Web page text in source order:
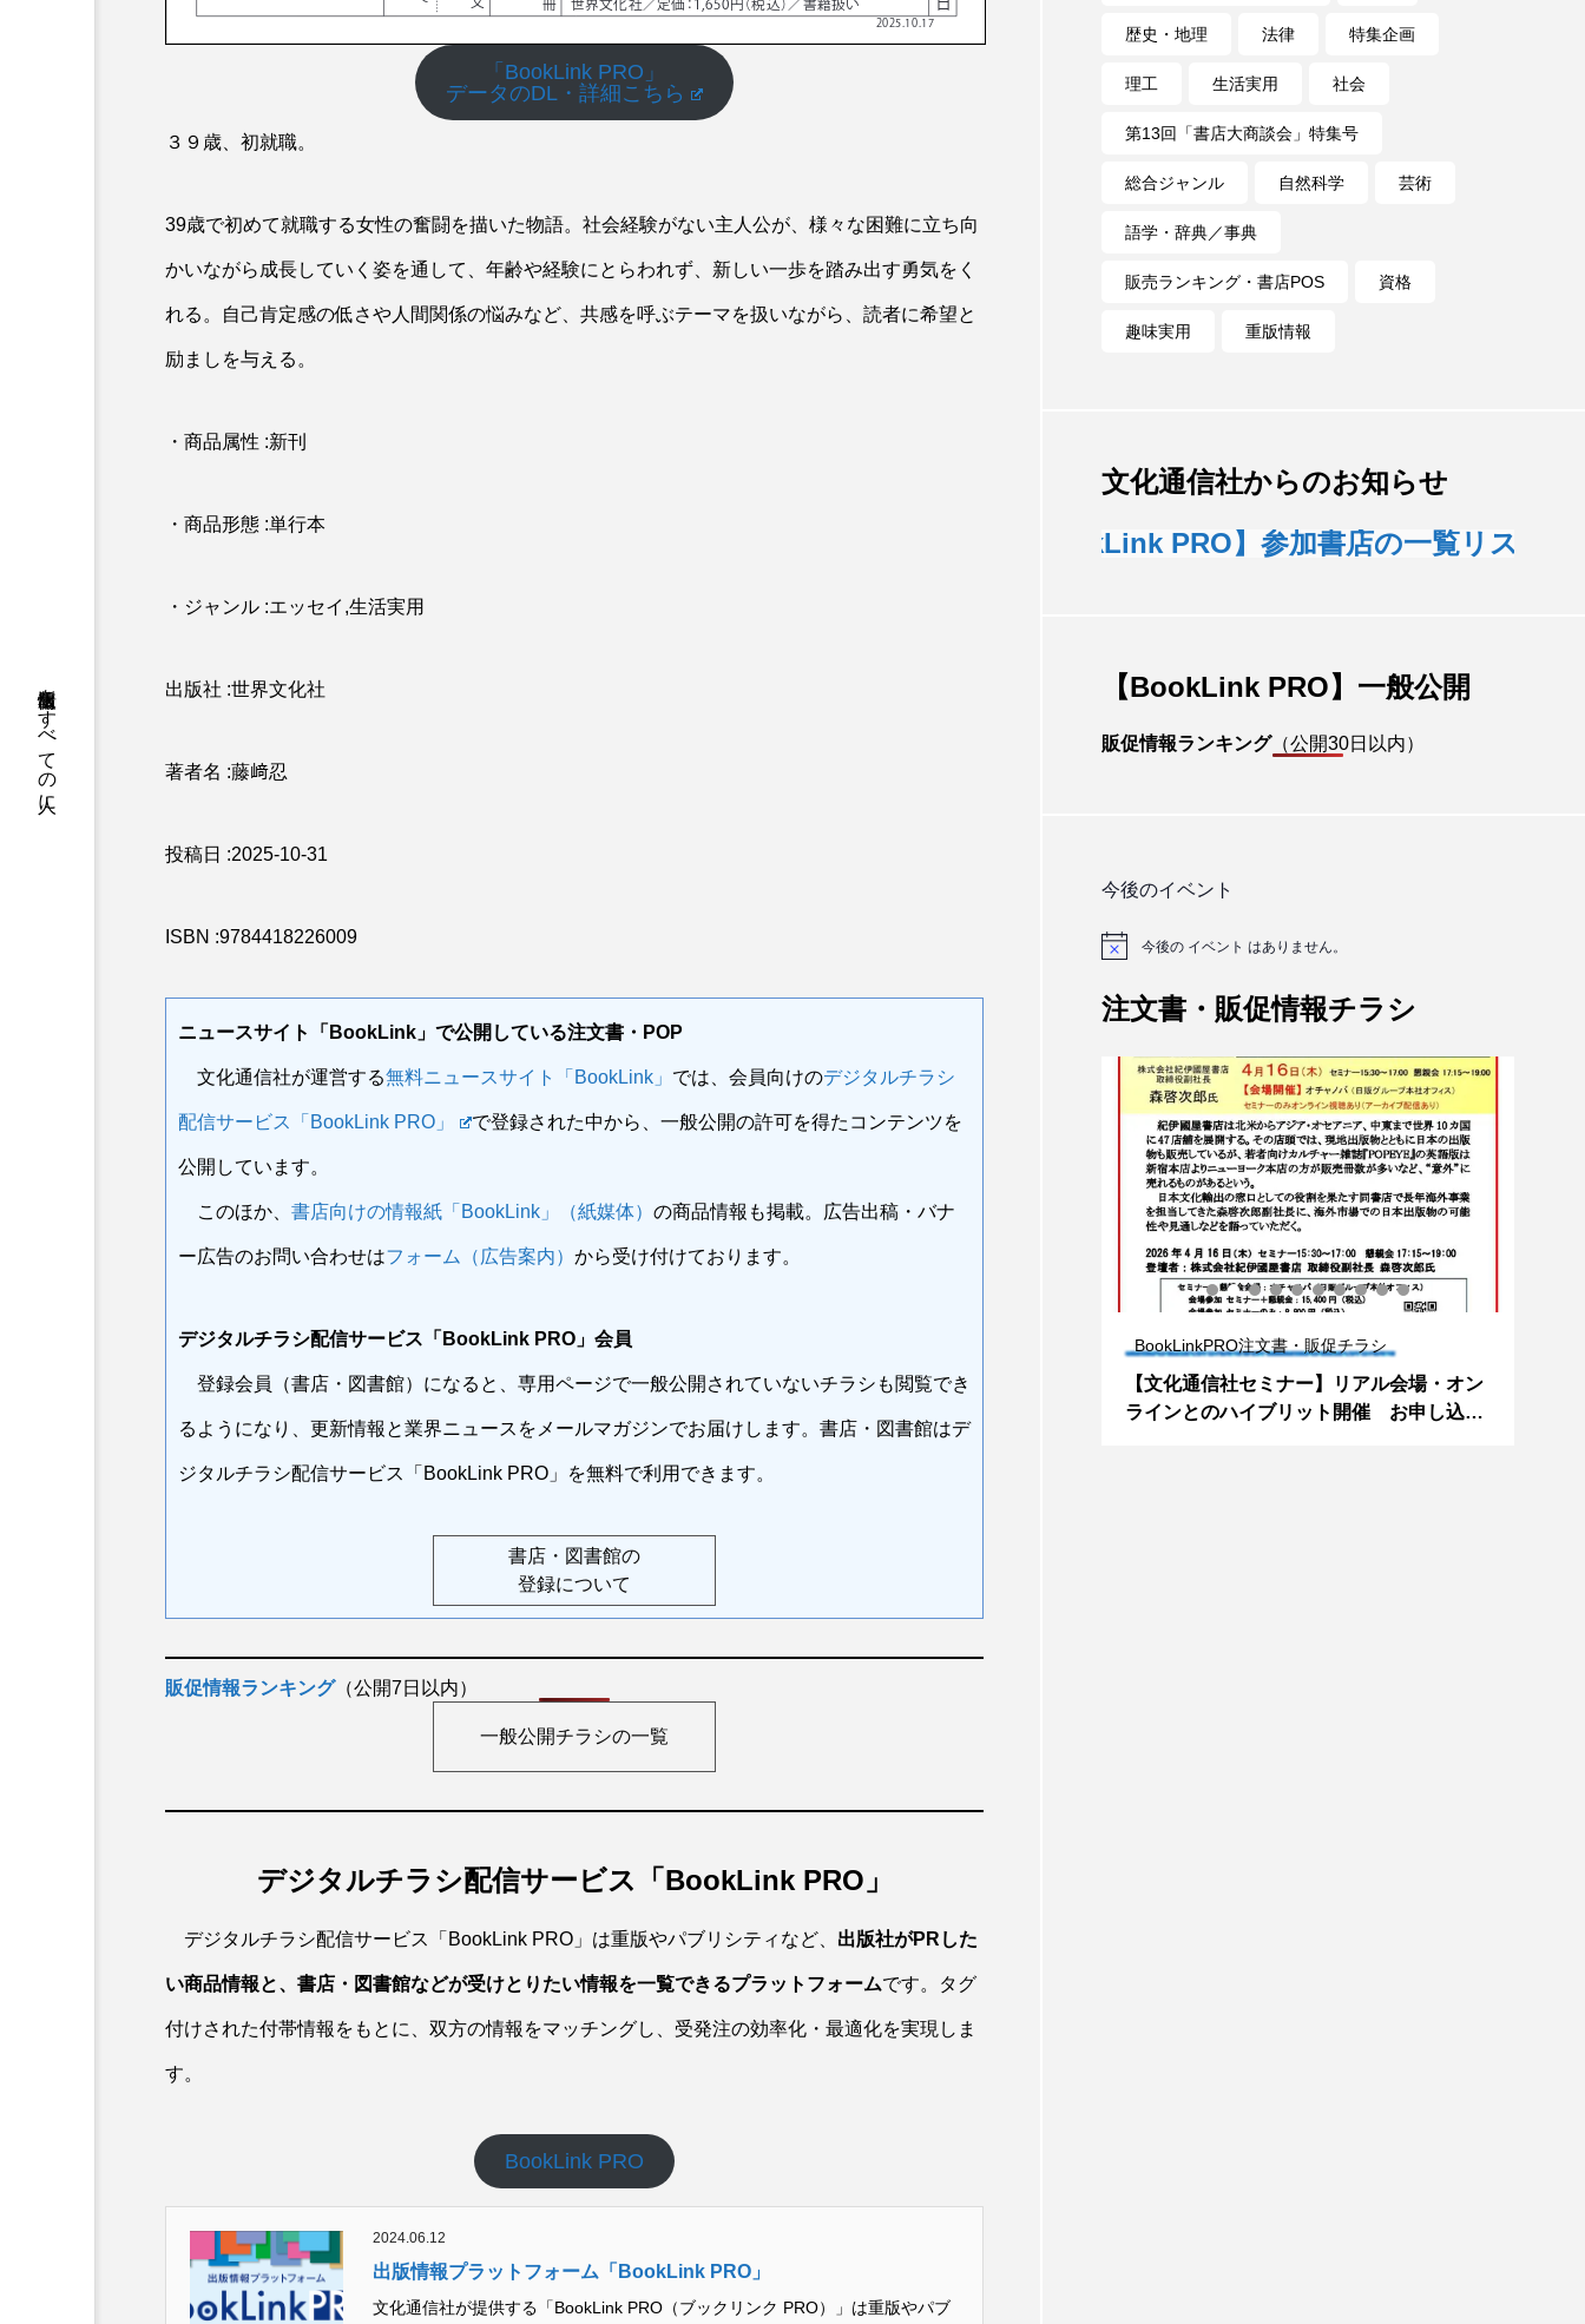
出版情報をすべての人に
「BookLink PRO」
データのDL・詳細こちら
３９歳、初就職。
39歳で初めて就職する女性の奮闘を描いた物語。社会経験がない主人公が、様々な困難に立ち向
かいながら成長していく姿を通して、年齢や経験にとらわれず、新しい一歩を踏み出す勇気をく
れる。自己肯定感の低さや人間関係の悩みなど、共感を呼ぶテーマを扱いながら、読者に希望と
励ましを与える。
・商品属性 :新刊
・商品形態 :単行本
・ジャンル :エッセイ,生活実用
出版社 :世界文化社
著者名 :藤﨑忍
投稿日 :2025-10-31
ISBN :9784418226009
ニュースサイト「BookLink」で公開している注文書・POP
文化通信社が運営する無料ニュースサイト「BookLink」 では、会員向けのデジタルチラシ
配信サービス「BookLink PRO」 で登録された中から、一般公開の許可を得たコンテンツを
公開しています。
このほか、 書店向けの情報紙「BookLink」（紙媒体） の商品情報も掲載。広告出稿・バナ
ー広告のお問い合わせはフォーム（広告案内） から受け付けております。
デジタルチラシ配信サービス「BookLink PRO」会員
登録会員（書店・図書館）になると、専用ページで一般公開されていないチラシも閲覧でき
るようになり、更新情報と業界ニュースをメールマガジンでお届けします。書店・図書館はデ
ジタルチラシ配信サービス「BookLink PRO」を無料で利用できます。
書店・図書館の
登録について
販促情報ランキング（公開7日以内）
一般公開チラシの一覧
デジタルチラシ配信サービス「BookLink PRO」
デジタルチラシ配信サービス「BookLink PRO」は重版やパブリシティなど、 出版社がPRした
い商品情報と、書店・図書館などが受けとりたい情報を一覧できるプラットフォームです。タグ
付けされた付帯情報をもとに、双方の情報をマッチングし、受発注の効率化・最適化を実現しま
す。
BookLink PRO
2024.06.12
出版情報プラットフォーム「BookLink PRO」
文化通信社が提供する「BookLink PRO（ブックリンク PRO）」は重版やパブ
歴史・地理 法律 特集企画
理工 生活実用 社会
第13回「書店大商談会」特集号
総合ジャンル 自然科学 芸術
語学・辞典／事典
販売ランキング・書店POS 資格
趣味実用 重版情報
文化通信社からのお知らせ
【BookLink PRO】参加書店の一覧リスト
【BookLink PRO】一般公開
販促情報ランキング（公開30日以内）
今後のイベント
今後の イベント はありません。
注文書・販促情報チラシ
BookLinkPRO注文書・販促チラシ
【技術評論社】パソコン仕事で困ることが
【東京書籍】3月22日(日)読売新聞読書欄掲
教授）見開きページ付きで紹介！
BookLinkPRO注文書・販促チラシ
【文化通信社セミナー】リアル会場・オン
ラインとのハイブリット開催 お申し込み